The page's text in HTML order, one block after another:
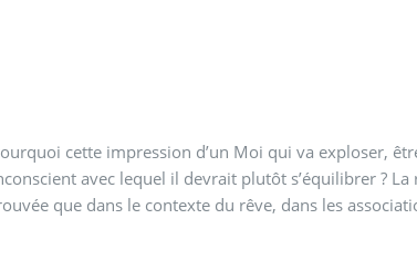
cette impression d’un Moi qui va exploser,
avec lequel il devrait plutôt s’équilibrer ?
que dans le contexte du rêve, dans les